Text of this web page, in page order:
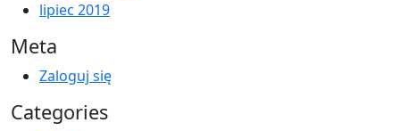
lipiec 2019
Meta
Zaloguj się
Categories